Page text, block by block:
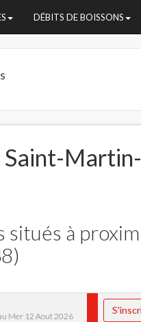
DÉBITS DE BOISSONS
Saint-Martin-
situés à
Mer 12 Aout 2026